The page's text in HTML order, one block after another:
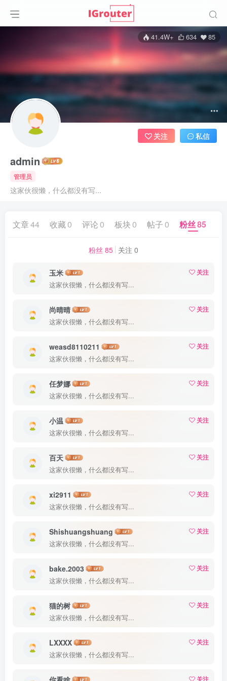
41.4W+ 634 85
admin
管理员
这家伙很懒，什么都没有写...
关注 私信
文章44 收藏 0 评论 0 板块 0 帖子 0 粉丝85
粉丝 85 关注 0
玉米
关注
这家伙很懒，什么都没有写...
尚晴晴
关注
这家伙很懒，什么都没有写...
weasd8110211
关注
这家伙很懒，什么都没有写...
任梦娜
关注
这家伙很懒，什么都没有写...
小温
关注
这家伙很懒，什么都没有写...
百天
关注
这家伙很懒，什么都没有写...
xi2911
关注
这家伙很懒，什么都没有写...
Shishuangshuang
关注
这家伙很懒，什么都没有写...
bake.2003
关注
这家伙很懒，什么都没有写...
猫的树
关注
这家伙很懒，什么都没有写...
LXXXX
关注
这家伙很懒，什么都没有写...